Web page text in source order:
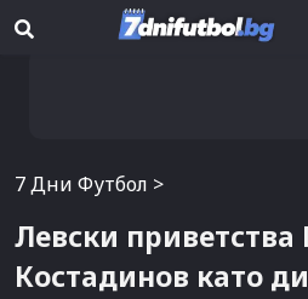
7 Дни Футбол >
Левски приветства
Костадинов като